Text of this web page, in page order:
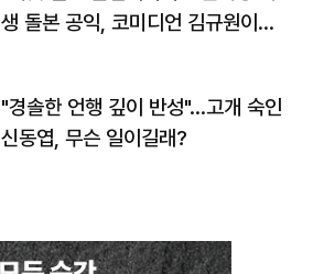
생 돌본 공익, 코미디언 김규원이었
"경솔한 언행 깊이 반성"…고개 숙인
신동엽, 무슨 일이길래?